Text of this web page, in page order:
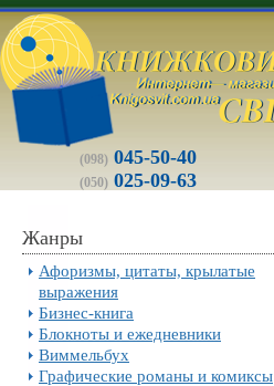
(098) 045-50-40
(050) 025-09-63
Жанры
Афоризмы, цитаты, крылатые
выражения
Бизнес-книга
Блокноты и ежедневники
Виммельбух
Графические романы и комиксы